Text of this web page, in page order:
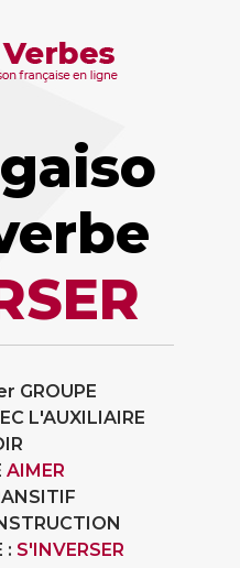
GROUPE
L'AUXILIAIRE
AIMER
: S'INVERSER